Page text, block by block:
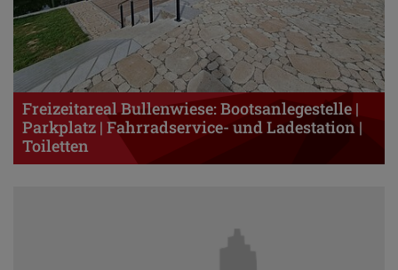
Freizeitareal Bullenwiese: Bootsanlegestelle |
Parkplatz | Fahrradservice- und Ladestation |
Toiletten